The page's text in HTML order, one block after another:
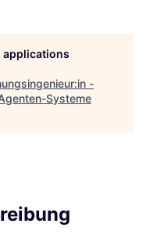
applications
-
Systeme